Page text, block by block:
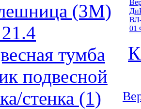
(3М)
тумба
подвесной
стенка (1)